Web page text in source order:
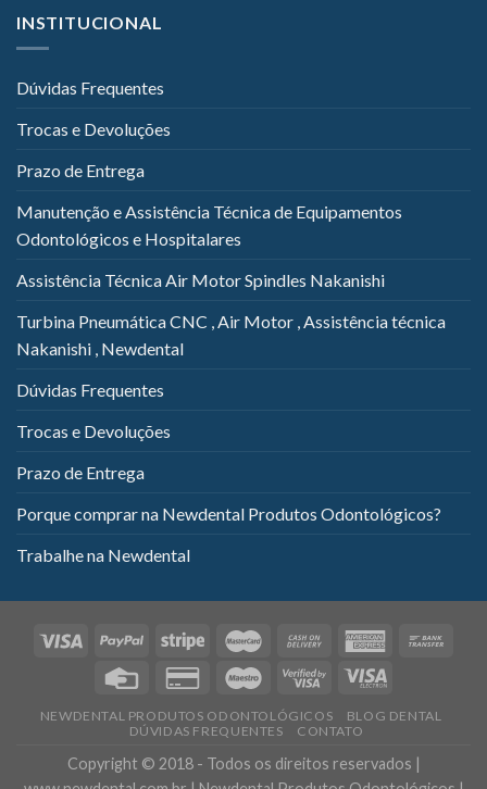
INSTITUCIONAL
Dúvidas Frequentes
Trocas e Devoluções
Prazo de Entrega
Manutenção e Assistência Técnica de Equipamentos
Odontológicos e Hospitalares
Assistência Técnica Air Motor Spindles Nakanishi
Turbina Pneumática CNC , Air Motor , Assistência técnica
Nakanishi , Newdental
Dúvidas Frequentes
Trocas e Devoluções
Prazo de Entrega
Porque comprar na Newdental Produtos Odontológicos?
Trabalhe na Newdental
NEWDENTAL PRODUTOS ODONTOLÓGICOS
BLOG DENTAL
DÚVIDAS FREQUENTES
CONTATO
Copyright © 2018 - Todos os direitos reservados |